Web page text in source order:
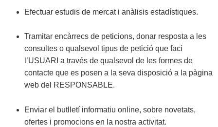
Efectuar estudis de mercat i anàlisis estadístiques.
Tramitar encàrrecs de peticions, donar resposta a les
consultes o qualsevol tipus de petició que faci
l’USUARI a través de qualsevol de les formes de
contacte que es posen a la seva disposició a la pàgina
web del RESPONSABLE.
Enviar el butlletí informatiu online, sobre novetats,
ofertes i promocions en la nostra activitat.